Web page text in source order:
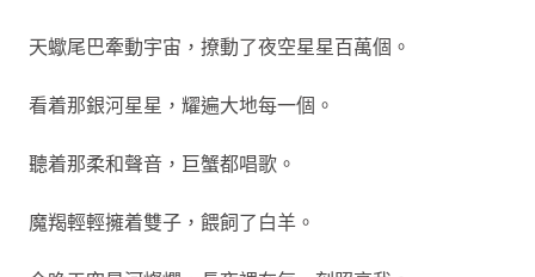
天蠍尾巴牽動宇宙，撩動了夜空星星百萬個。
看着那銀河星星，耀遍大地每一個。
聽着那柔和聲音，巨蟹都唱歌。
魔羯輕輕擁着雙子，餵飼了白羊。